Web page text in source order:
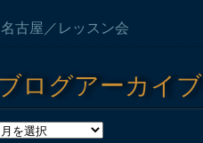
名古屋／レッスン会
ログアーカイブ